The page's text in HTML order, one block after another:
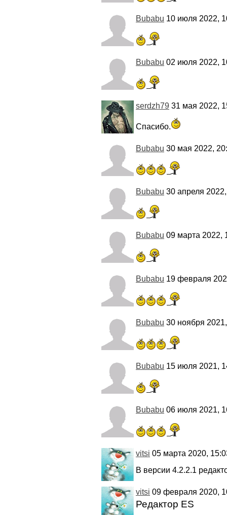
Bubabu 10 июля 2022,
Bubabu 02 июля 2022,
serdzh79 31 мая 2022,
Спасибо.
Bubabu 30 мая 2022,
Bubabu 30 апреля
Bubabu 09 марта 2022,
Bubabu 19 февраля
Bubabu 30 ноября
Bubabu 15 июля 2021,
Bubabu 06 июля 2021,
vitsi 05 марта 2020,
В версии 4.2.2.1
vitsi 09 февраля 2020,
Редактор ES